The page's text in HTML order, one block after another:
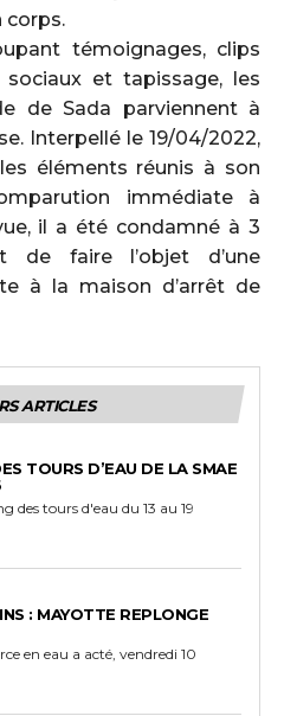
corps.
témoignages, clips
et tapissage, les
de Sada parviennent à
Interpellé le 19/04/2022,
éléments réunis à son
immédiate à
il a été condamné à 3
de faire l’objet d’une
à la maison d’arrêt de
ARTICLES
TOURS D’EAU DE LA SMAE
des tours d'eau du 13 au 19
: MAYOTTE REPLONGE
en eau a acté, vendredi 10